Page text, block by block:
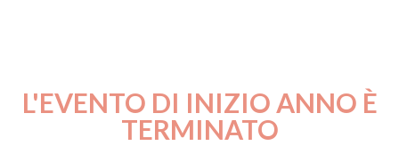
L'EVENTO DI INIZIO ANNO È
TERMINATO